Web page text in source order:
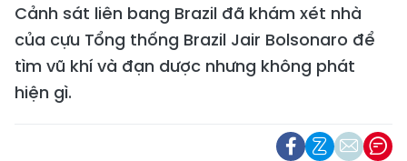
Cảnh sát liên bang Brazil đã khám xét nhà
của cựu Tổng thống Brazil Jair Bolsonaro để
tìm vũ khí và đạn dược nhưng không phát
hiện gì.